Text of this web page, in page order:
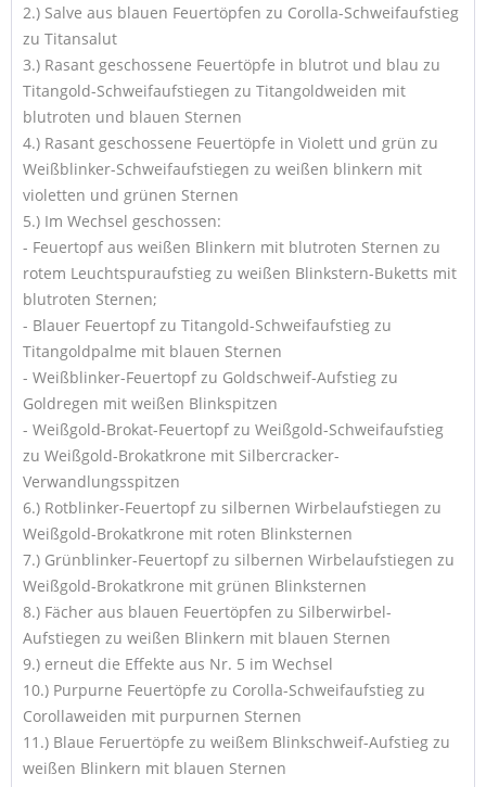
2.) Salve aus blauen Feuertöpfen zu Corolla-Schweifaufstieg
zu Titansalut
3.) Rasant geschossene Feuertöpfe in blutrot und blau zu
Titangold-Schweifaufstiegen zu Titangoldweiden mit
blutroten und blauen Sternen
4.) Rasant geschossene Feuertöpfe in Violett und grün zu
Weißblinker-Schweifaufstiegen zu weißen blinkern mit
violetten und grünen Sternen
5.) Im Wechsel geschossen:
- Feuertopf aus weißen Blinkern mit blutroten Sternen zu
rotem Leuchtspuraufstieg zu weißen Blinkstern-Buketts mit
blutroten Sternen;
- Blauer Feuertopf zu Titangold-Schweifaufstieg zu
Titangoldpalme mit blauen Sternen
- Weißblinker-Feuertopf zu Goldschweif-Aufstieg zu
Goldregen mit weißen Blinkspitzen
- Weißgold-Brokat-Feuertopf zu Weißgold-Schweifaufstieg
zu Weißgold-Brokatkrone mit Silbercracker-
Verwandlungsspitzen
6.) Rotblinker-Feuertopf zu silbernen Wirbelaufstiegen zu
Weißgold-Brokatkrone mit roten Blinksternen
7.) Grünblinker-Feuertopf zu silbernen Wirbelaufstiegen zu
Weißgold-Brokatkrone mit grünen Blinksternen
8.) Fächer aus blauen Feuertöpfen zu Silberwirbel-
Aufstiegen zu weißen Blinkern mit blauen Sternen
9.) erneut die Effekte aus Nr. 5 im Wechsel
10.) Purpurne Feuertöpfe zu Corolla-Schweifaufstieg zu
Corollaweiden mit purpurnen Sternen
11.) Blaue Feruertöpfe zu weißem Blinkschweif-Aufstieg zu
weißen Blinkern mit blauen Sternen